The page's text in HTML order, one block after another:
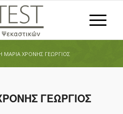
ΜΑΡΙΑ ΧΡΟΝΗΣ ΓΕΩΡΓΙΟΣ
ΓΕΩΡΓΙΟΣ